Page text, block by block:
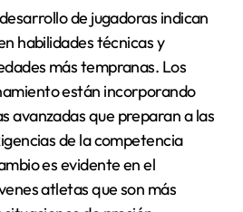
de jugadoras indican
habilidades técnicas y
más tempranas. Los
están incorporando
avanzadas que preparan a las
de la competencia
es evidente en el
atletas que son más